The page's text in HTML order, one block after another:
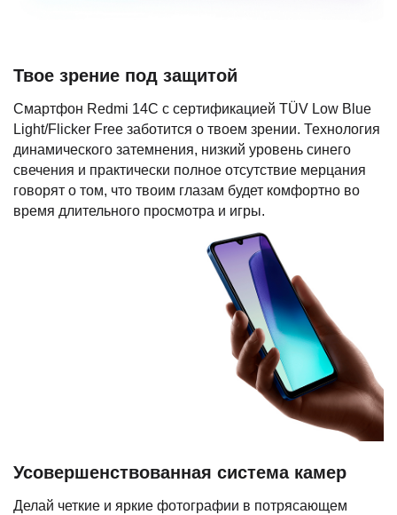
Твое зрение под защитой
Смартфон Redmi 14C с сертификацией TÜV Low Blue
Light/Flicker Free заботится о твоем зрении. Технология
динамического затемнения, низкий уровень синего
свечения и практически полное отсутствие мерцания
говорят о том, что твоим глазам будет комфортно во
время длительного просмотра и игры.
Усовершенствованная система камер
Делай четкие и яркие фотографии в потрясающем